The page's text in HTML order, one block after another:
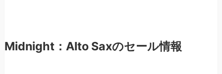
Midnight：Alto Saxのセール情報